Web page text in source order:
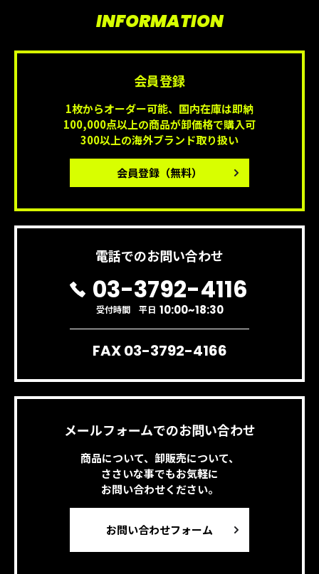
INFORMATION
会員登録
1枚からオーダー可能、国内在庫は即納
100,000点以上の商品が卸価格で購入可
300以上の海外ブランド取り扱い
会員登録 （無料）
電話でのお問い合わせ
03-3792-4116
受付時間 平日 10:00~18:30
FAX 03-3792-4166
メールフォームでのお問い合わせ
商品について、卸販売について、
ささいな事でもお気軽に
お問い合わせください。
お問い合わせフォーム